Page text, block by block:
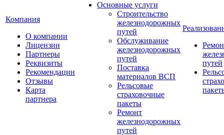
Компания
О компании
Лицензии
Партнеры
Реквизиты
Рекомендации
Отзывы
Карта
партнера
Основные услуги
Строительство
железнодорожных
путей
Обслуживание
железнодорожных
путей
Поставка
материалов ВСП
Рельсовые
страховочные
пакеты
Ремонт
железнодорожных
путей
путей